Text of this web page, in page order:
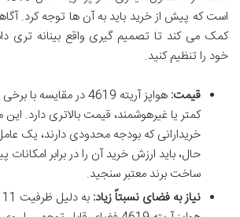
است که پیش از خرید باید به آن ها توجه کرد.
کمک می کند تا تصمیم گیری واقع بینانه تری
خود را تنظیم کنید.
قیمت:
هواپز آریته 4619 در
کمتر یا غیرهوشمند، قیمت بالاتری دارد. این
خریدارانی که بودجه محدودی دارند، یک عامل
حال، باید ارزش خرید آن را در برابر
ساخت برند معتبر سنجید.
نیاز به فضای نسبتاً زیاد: